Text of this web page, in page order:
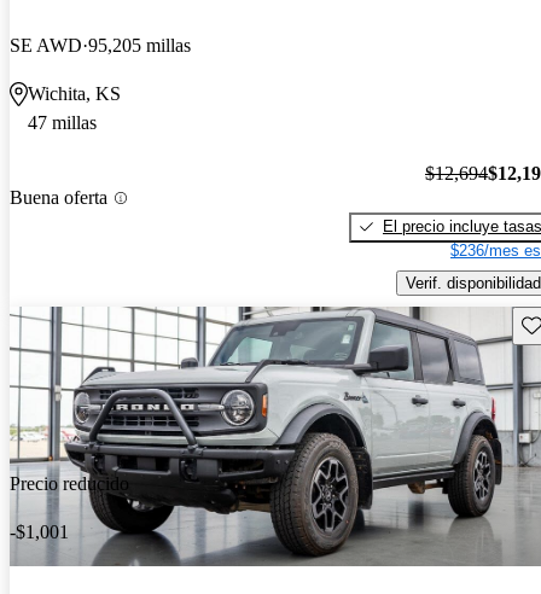
SE AWD 95,205 millas
Wichita, KS
47 millas
Buena oferta
$12,694
El precio incluye tasas
$236/mes
Verif. disponibilidad
Precio reducido
-$1,001